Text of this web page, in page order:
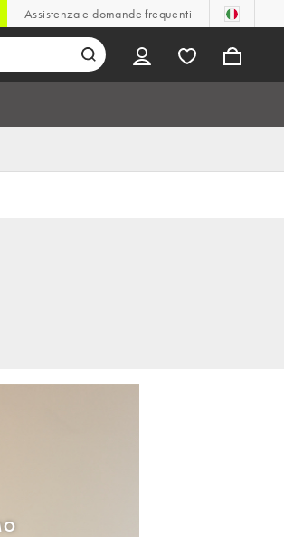
Assistenza e domande frequenti